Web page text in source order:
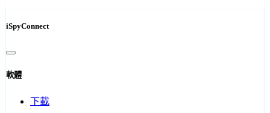
iSpyConnect
軟體
下載